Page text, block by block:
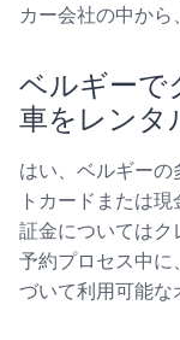
カー会社の中から
ベルギーで
車をレンタ
はい、ベルギーの
トカードまたは
証金についてはク
予約プロセス中に
づいて利用可能な